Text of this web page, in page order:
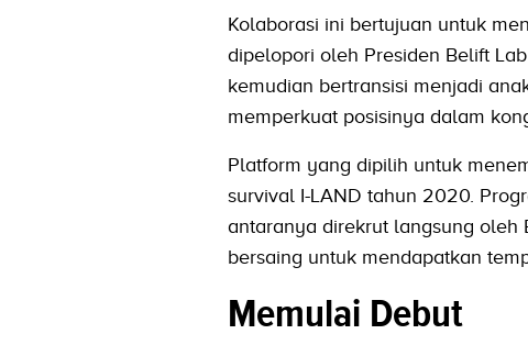
Kolaborasi ini bertujuan untuk
dipelopori oleh Presiden Belift
kemudian bertransisi menjadi
memperkuat posisinya dalam
Platform yang dipilih untuk
survival I-LAND tahun 2020.
antaranya direkrut langsung oleh
bersaing untuk mendapatkan
Memulai Debut